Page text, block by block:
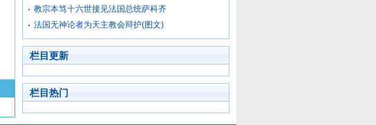
教宗本笃十六世接见法国总统萨科齐
法国无神论者为天主教会辩护(图文)
栏目更新
栏目热门